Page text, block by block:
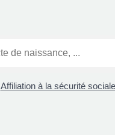
Affiliation à la sécurité